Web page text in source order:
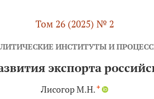
Том 26 (2025) № 2
ИНСТИТУТЫ И
экспорта
Лисогор М.Н. +